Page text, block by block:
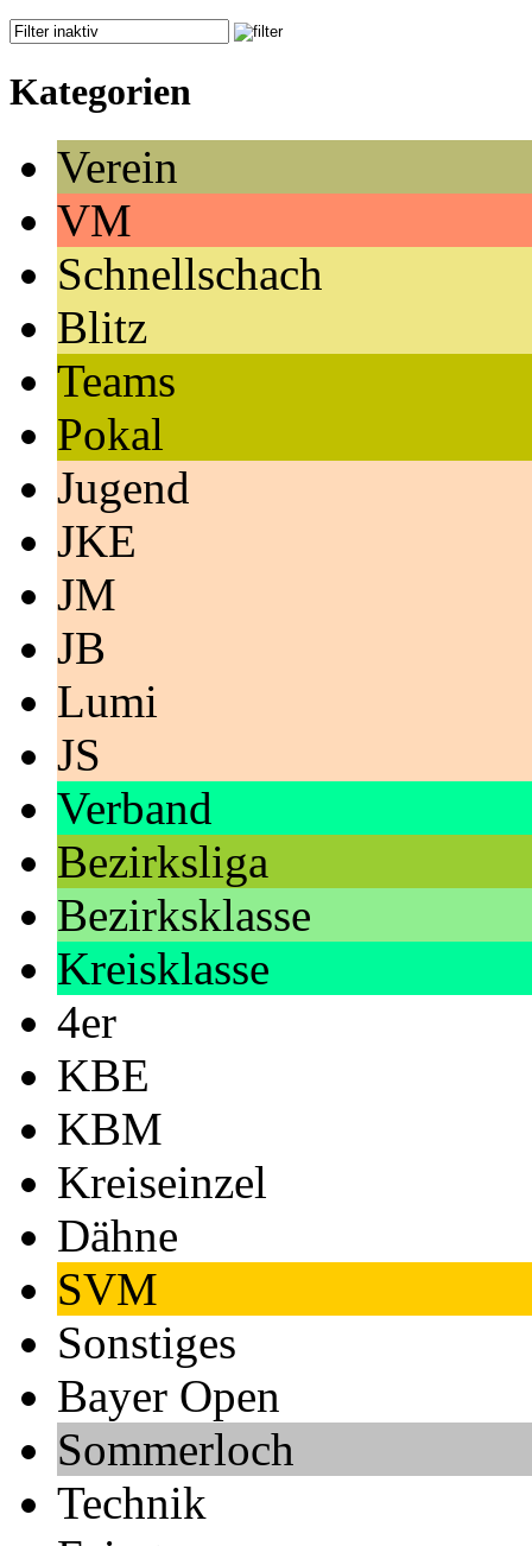
Kategorien
Verein
VM
Schnellschach
Blitz
Teams
Pokal
Jugend
JKE
JM
JB
Lumi
JS
Verband
Bezirksliga
Bezirksklasse
Kreisklasse
4er
KBE
KBM
Kreiseinzel
Dähne
SVM
Sonstiges
Bayer Open
Sommerloch
Technik